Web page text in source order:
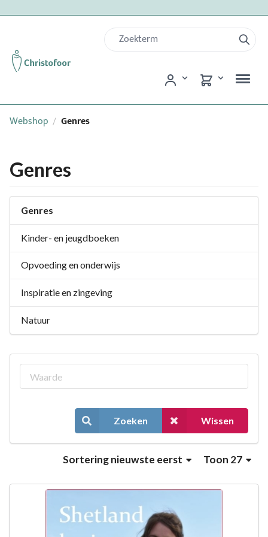
Webshop / Genres
Genres
Genres
Kinder- en jeugdboeken
Opvoeding en onderwijs
Inspiratie en zingeving
Natuur
Zoeken Wissen
Toon 27
Sorteringnieuwste eerst